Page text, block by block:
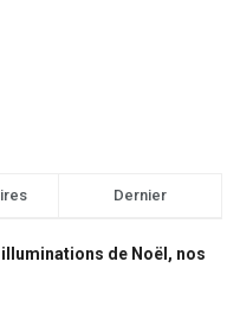
Dernier
de Noël, nos